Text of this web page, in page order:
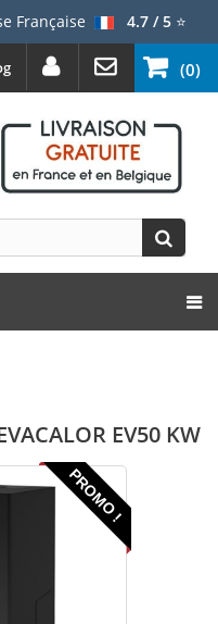
Française 4.7 / 5⭐
(0)
EV50 KW
PROMO !